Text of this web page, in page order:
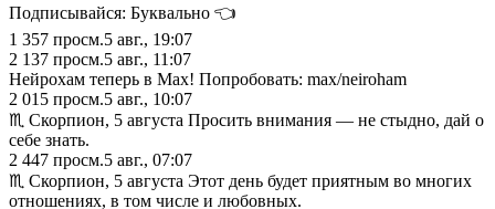
Подписывайся: Буквально 👈
1 357 просм.5 авг., 19:07
2 137 просм.5 авг., 11:07
Нейрохам теперь в Max! Попробовать: max/neiroham
2 015 просм.5 авг., 10:07
♏︎ Скорпион, 5 августа Просить внимания — не стыдно, дай о
себе знать.
2 447 просм.5 авг., 07:07
♏︎ Скорпион, 5 августа Этот день будет приятным во многих
отношениях, в том числе и любовных.